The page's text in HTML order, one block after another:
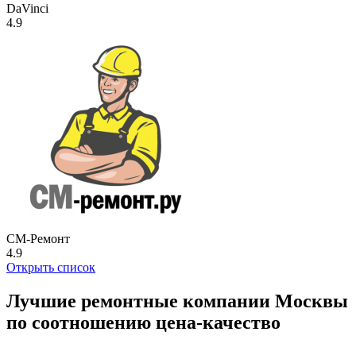
DaVinci
4.9
СМ-Ремонт
4.9
Открыть список
Лучшие ремонтные компании Москвы
по соотношению цена-качество